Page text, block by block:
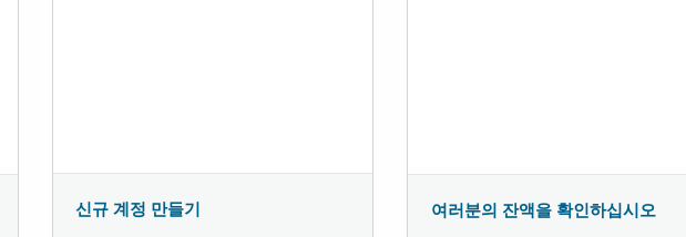
신규 계정 만들기 여러분의 잔액을 확인하십시오